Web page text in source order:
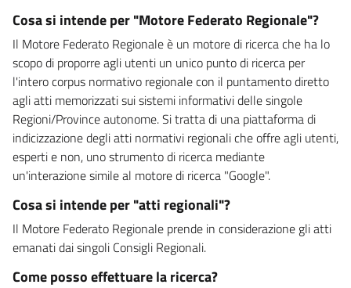
Cosa si intende per "Motore Federato Regionale"?
Il Motore Federato Regionale è un motore di ricerca che ha lo
scopo di proporre agli utenti un unico punto di ricerca per
l'intero corpus normativo regionale con il puntamento diretto
agli atti memorizzati sui sistemi informativi delle singole
Regioni/Province autonome. Si tratta di una piattaforma di
indicizzazione degli atti normativi regionali che offre agli utenti,
esperti e non, uno strumento di ricerca mediante
un'interazione simile al motore di ricerca "Google".
Cosa si intende per "atti regionali"?
Il Motore Federato Regionale prende in considerazione gli atti
emanati dai singoli Consigli Regionali.
Come posso effettuare la ricerca?